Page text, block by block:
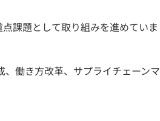
課題として取り組みを進めていま
働き⽅改⾰、サプライチェーンマ